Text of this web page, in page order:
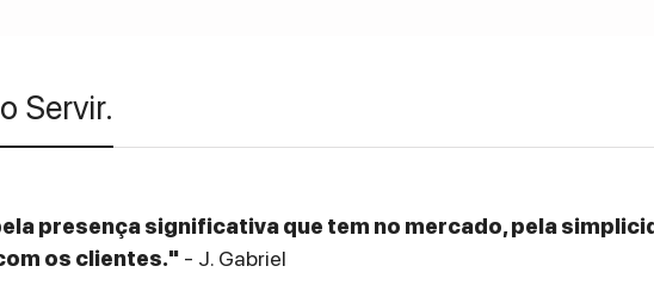
Servir.
presença significativa que tem no mercado, pela
os clientes." - J. Gabriel